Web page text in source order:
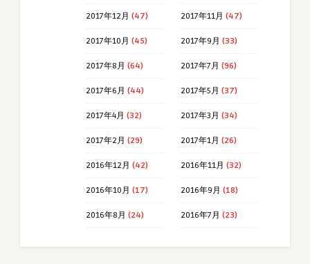
2017年12月 (47) 2017年11月 (47)
2017年10月 (45) 2017年9月 (33)
2017年8月 (64) 2017年7月 (96)
2017年6月 (44) 2017年5月 (37)
2017年4月 (32) 2017年3月 (34)
2017年2月 (29) 2017年1月 (26)
2016年12月 (42) 2016年11月 (32)
2016年10月 (17) 2016年9月 (18)
2016年8月 (24) 2016年7月 (23)